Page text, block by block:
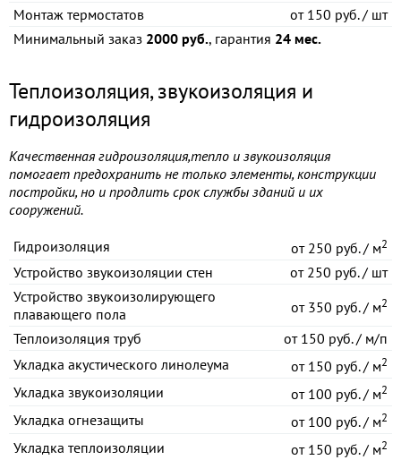
Монтаж термостатов от150 руб. / шт
Минимальный заказ 2000 руб., гарантия 24 мес.
Теплоизоляция, звукоизоляция и
гидроизоляция
Качественная гидроизоляция,тепло и звукоизоляция
помогает предохранить не только элементы, конструкции
постройки, но и продлить срок службы зданий и их
сооружений.
Гидроизоляция от250 руб. / м2
Устройство звукоизоляции стен от250 руб. / шт
Устройство звукоизолирующего
плавающего пола
от350 руб. / м2
Теплоизоляция труб от150 руб. / м/п
Укладка акустического линолеума
от150 руб. / м2
Укладка звукоизоляции от100 руб. / м2
Укладка огнезащиты от100 руб. / м2
Укладка теплоизоляции от150 руб. / м2